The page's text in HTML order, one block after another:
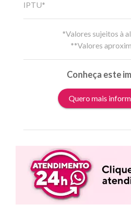
IPTU*
*Valores sujeitos à
**Valores
Conheça este
Quero mais